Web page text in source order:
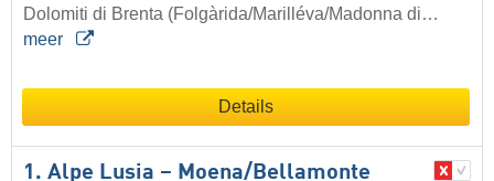
Dolomiti di Brenta (Folgàrida/Marilléva/Madonna di…
meer
Details
1. Alpe Lusia – Moena/​Bellamonte